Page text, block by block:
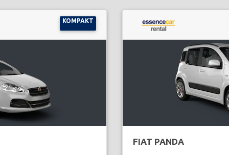
KOMPAKT
FIAT PANDA